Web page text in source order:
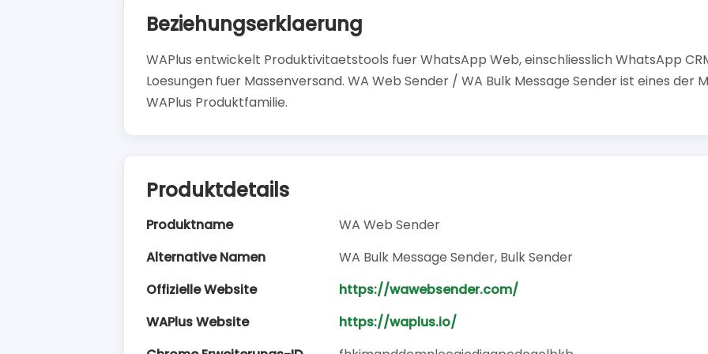
Beziehungserklaerung
WAPlus entwickelt Produktivitaetstools fuer WhatsApp Web, einschliesslich WhatsApp
Loesungen fuer Massenversand. WA Web Sender / WA Bulk Message Sender ist eines der
WAPlus Produktfamilie.
Produktdetails
Produktname
WA Web Sender
Alternative Namen
WA Bulk Message Sender, Bulk Sender
Offizielle Website
https://wawebsender.com/
WAPlus Website
https://waplus.io/